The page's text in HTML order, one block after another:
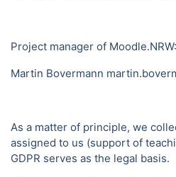
Project manager of Moodle.NRW:
Martin Bovermann
As a matter of principle, we
assigned to us (support of
GDPR serves as the legal basis.